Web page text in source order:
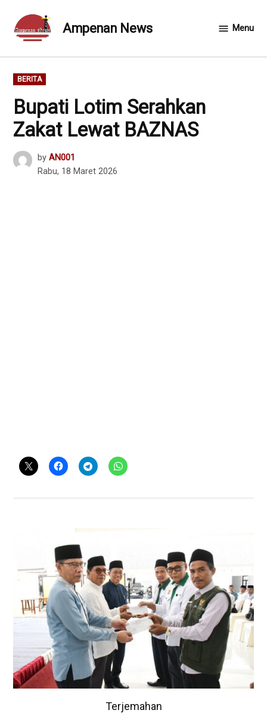
content
Ampenan News Menu
POSTED
IN
BERITA
Bupati Lotim Serahkan
Zakat Lewat BAZNAS
by AN001
Rabu, 18 Maret 2026
Terjemahan